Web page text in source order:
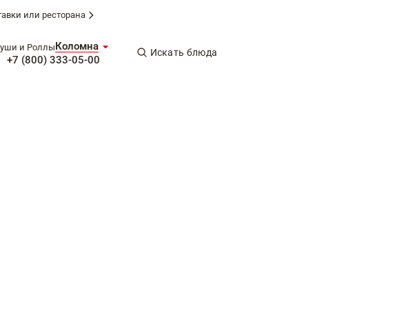
или ресторана
и РоллыКоломна
+7 (800) 333-05-00
Искать блюда